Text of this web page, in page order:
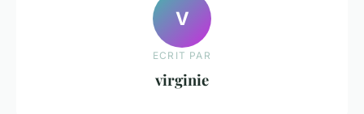
V
ECRIT PAR
virginie